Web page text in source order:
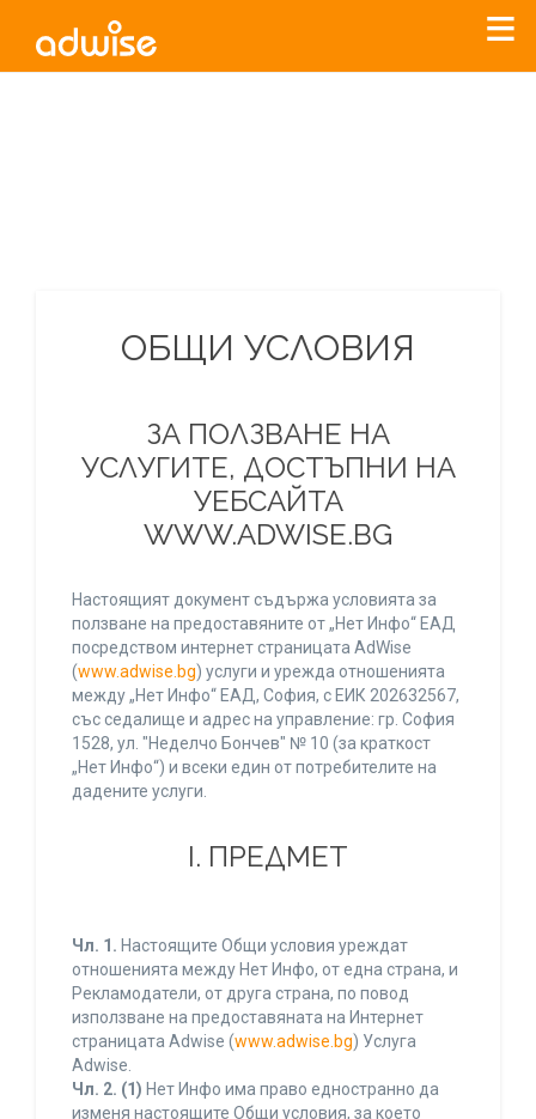
ОБЩИ УСЛОВИЯ
ЗА ПОЛЗВАНЕ НА
УСЛУГИТЕ, ДОСТЪПНИ НА
УЕБСАЙТА
WWW.ADWISE.BG
Настоящият документ съдържа условията за
ползване на предоставяните от „Нет Инфо“ ЕАД
посредством интернет страницата AdWise
(www.adwise.bg) услуги и урежда отношенията
между „Нет Инфо“ ЕАД, София, с ЕИК 202632567,
със седалище и адрес на управление: гр. София
1528, ул. "Неделчо Бончев" № 10 (за краткост
„Нет Инфо“) и всеки един от потребителите на
дадените услуги.
І. ПРЕДМЕТ
Чл. 1. Настоящите Общи условия уреждат
отношенията между Нет Инфо, от една страна, и
Рекламодатели, от друга страна, по повод
използване на предоставяната на Интернет
страницата Adwise (www.adwise.bg) Услуга
Adwise.
Чл. 2. (1) Нет Инфо има право едностранно да
изменя настоящите Общи условия, за което